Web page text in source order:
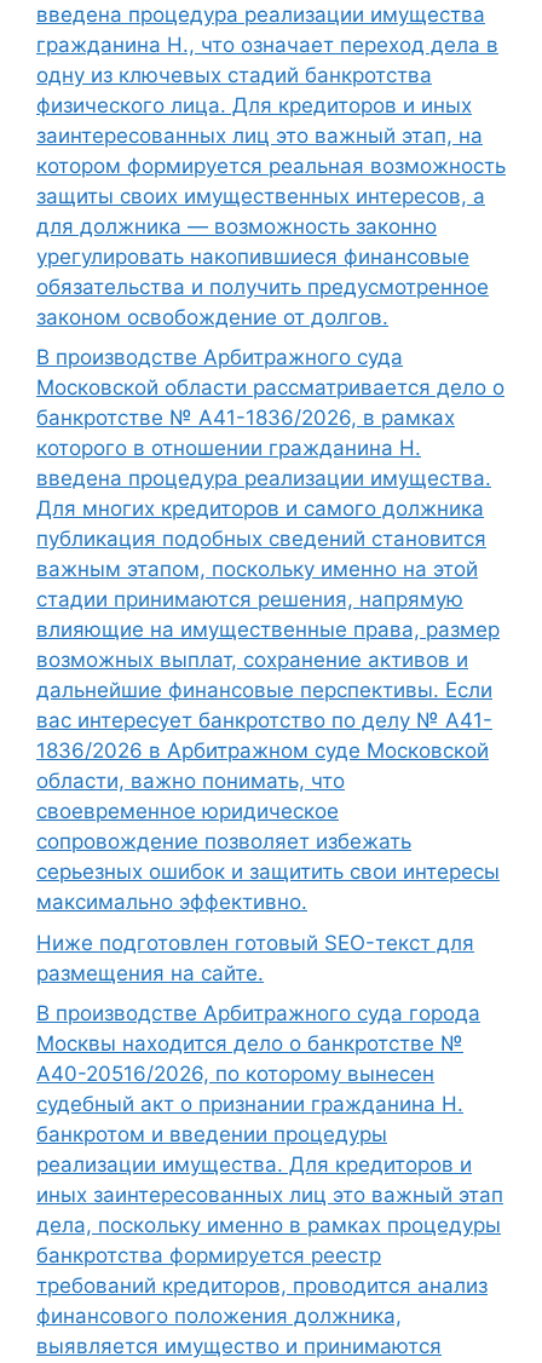
введена процедура реализации имущества
гражданина Н., что означает переход дела в
одну из ключевых стадий банкротства
физического лица. Для кредиторов и иных
заинтересованных лиц это важный этап, на
котором формируется реальная возможность
защиты своих имущественных интересов, а
для должника — возможность законно
урегулировать накопившиеся финансовые
обязательства и получить предусмотренное
законом освобождение от долгов.
В производстве Арбитражного суда
Московской области рассматривается дело о
банкротстве № А41-1836/2026, в рамках
которого в отношении гражданина Н.
введена процедура реализации имущества.
Для многих кредиторов и самого должника
публикация подобных сведений становится
важным этапом, поскольку именно на этой
стадии принимаются решения, напрямую
влияющие на имущественные права, размер
возможных выплат, сохранение активов и
дальнейшие финансовые перспективы. Если
вас интересует банкротство по делу № А41-
1836/2026 в Арбитражном суде Московской
области, важно понимать, что
своевременное юридическое
сопровождение позволяет избежать
серьезных ошибок и защитить свои интересы
максимально эффективно.
Ниже подготовлен готовый SEO-текст для
размещения на сайте.
В производстве Арбитражного суда города
Москвы находится дело о банкротстве №
А40-20516/2026, по которому вынесен
судебный акт о признании гражданина Н.
банкротом и введении процедуры
реализации имущества. Для кредиторов и
иных заинтересованных лиц это важный этап
дела, поскольку именно в рамках процедуры
банкротства формируется реестр
требований кредиторов, проводится анализ
финансового положения должника,
выявляется имущество и принимаются